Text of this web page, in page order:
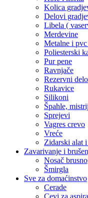
Kolica
Delovi
Libela (
Merdevine
Metalne i pvc
Poliesterski
Pur pene
Ravnjače
Rezervni
Rukavice
Silikoni
Špahle,
Sprejevi
Vagres crevo
Vreće
Zidarski alat
Zavarivanje i
Nosač
Šmirgla
Sve za domaćinstvo
Cerade
Cevi za